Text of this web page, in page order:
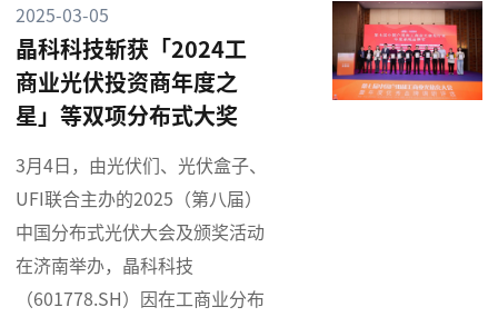
2025-03-05
晶科科技斩获「2024工
商业光伏投资商年度之
星」等双项分布式大奖
3月4日，由光伏们、光伏盒子、
UFI联合主办的2025（第八届）
中国分布式光伏大会及颁奖活动
在济南举办，晶科科技
（601778.SH）因在工商业分布